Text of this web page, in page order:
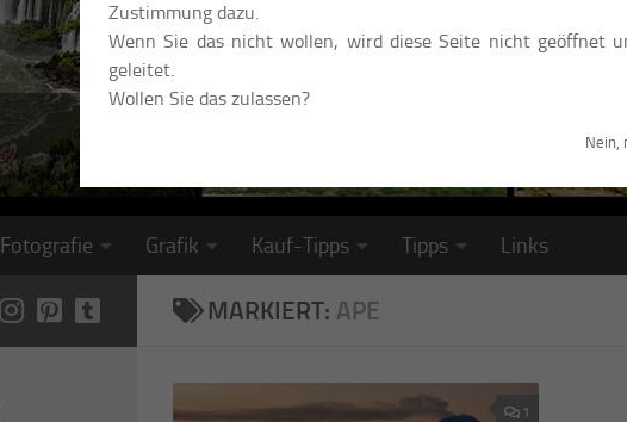
Zustimmung dazu.
Wenn Sie das nicht wollen, wird diese Seite nicht geöffnet
geleitet.
Wollen Sie das zulassen?
Nein,
Fotografie Grafik Kauf-Tipps Tipps Links
MARKIERT: APE
1